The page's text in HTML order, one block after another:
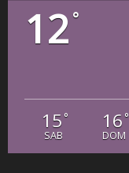
12 °
15 °
SAB
16 °
DOM